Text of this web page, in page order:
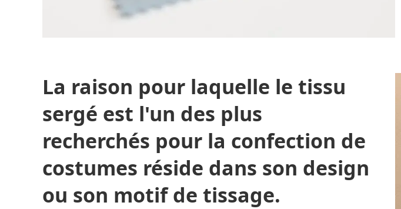
La raison pour laquelle le tissu
sergé est l'un des plus
recherchés pour la confection de
costumes réside dans son design
ou son motif de tissage.